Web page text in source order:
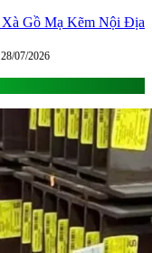
Xà Gồ Mạ Kẽm Nội Địa
28/07/2026